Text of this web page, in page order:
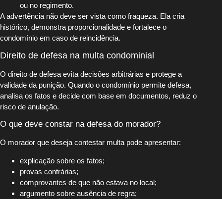
ou no regimento.
A advertência não deve ser vista como fraqueza. Ela cria
histórico, demonstra proporcionalidade e fortalece o
condomínio em caso de reincidência.
Direito de defesa na multa condominial
O direito de defesa evita decisões arbitrárias e protege a
validade da punição. Quando o condomínio permite defesa,
analisa os fatos e decide com base em documentos, reduz o
risco de anulação.
O que deve constar na defesa do morador?
O morador que deseja contestar multa pode apresentar:
explicação sobre os fatos;
provas contrárias;
comprovantes de que não estava no local;
argumento sobre ausência de regra;